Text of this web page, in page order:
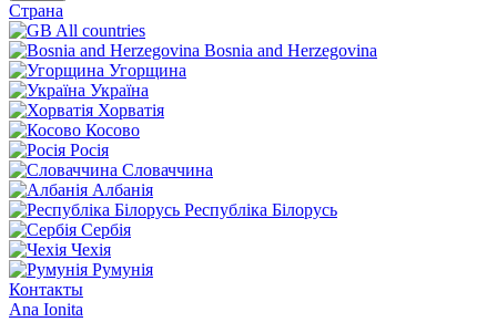
Страна
All countries
Bosnia and Herzegovina
Угорщина
Україна
Хорватія
Косово
Росія
Словаччина
Албанія
Республіка Білорусь
Сербія
Чехія
Румунія
Контакты
Ana Ionita